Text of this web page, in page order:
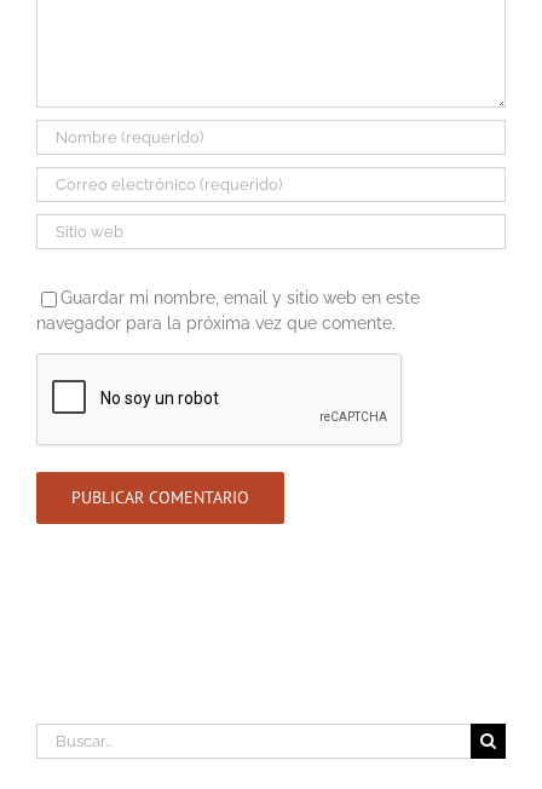
Guardar mi nombre, email y sitio web en este
navegador para la próxima vez que comente.
Buscar: